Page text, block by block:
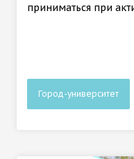
приниматься при
Город-университет